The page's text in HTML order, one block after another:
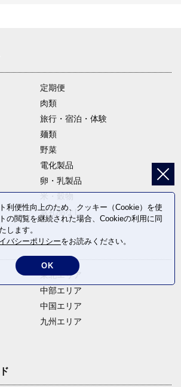
定期便
肉類
旅行・宿泊・体験
麺類
野菜
電化製品
卵・乳製品
返礼品なし
東北エリア
中部エリア
中国エリア
九州エリア
利便性向上のため、クッキー（Cookie）を使
の閲覧を継続された場合、Cookieの利用に同
します。
バシーポリシーをお読みください。
OK